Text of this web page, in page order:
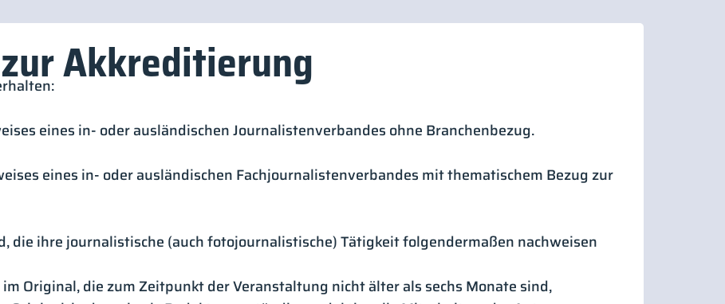
Akkreditierung
eines in- oder ausländischen Journalistenverbandes ohne Branchenbezug.
eines in- oder ausländischen Fachjournalistenverbandes mit thematischem Bezug zur
die ihre journalistische (auch fotojournalistische) Tätigkeit folgendermaßen nachweisen
Original, die zum Zeitpunkt der Veranstaltung nicht älter als sechs Monate sind,